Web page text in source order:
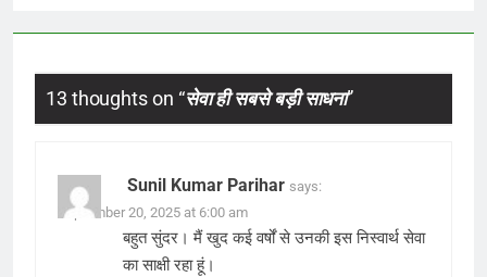
13 thoughts on “सेवा ही सबसे बड़ी साधना”
Sunil Kumar Parihar says:
September 20, 2025 at 6:00 am
बहुत सुंदर। मैं खुद कई वर्षों से उनकी इस निस्वार्थ सेवा
का साक्षी रहा हूं।